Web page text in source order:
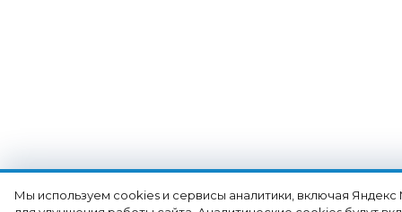
Мы используем cookies и сервисы аналитики, включая Яндекс